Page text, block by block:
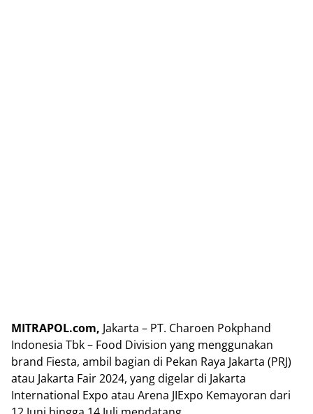
MITRAPOL.com, Jakarta – PT. Charoen Pokphand
Indonesia Tbk – Food Division yang menggunakan
brand Fiesta, ambil bagian di Pekan Raya Jakarta (PRJ)
atau Jakarta Fair 2024, yang digelar di Jakarta
International Expo atau Arena JIExpo Kemayoran dari